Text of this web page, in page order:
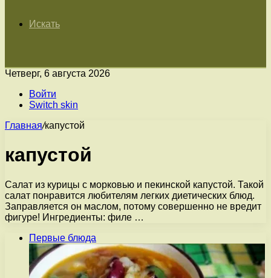
Искать
Четверг, 6 августа 2026
Войти
Switch skin
Главная/капустой
капустой
Салат из курицы с морковью и пекинской капустой. Такой
салат понравится любителям легких диетических блюд.
Заправляется он маслом, потому совершенно не вредит
фигуре! Ингредиенты: филе …
Первые блюда